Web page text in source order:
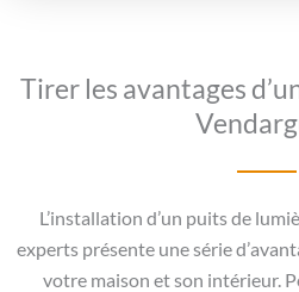
Tirer les avantages
L’installation d’un puits de
experts présente une série
votre maison et son intérieur.